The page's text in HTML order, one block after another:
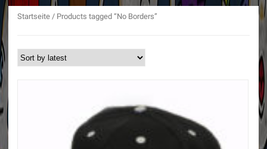
Startseite / Products tagged “No Borders”